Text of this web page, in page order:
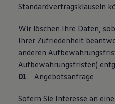
Standardvertragsklauseln
Wir löschen Ihre Daten,
Ihrer Zufriedenheit
anderen
Aufbewahrungsfristen)
Angebotsanfrage
Sofern Sie Interesse an